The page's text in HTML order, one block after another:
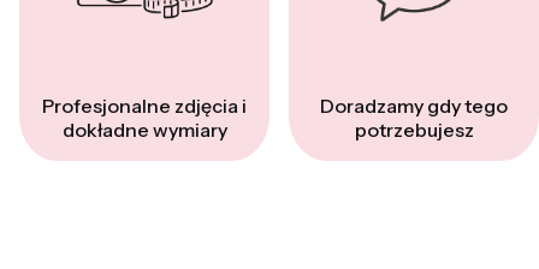
Profesjonalne zdjęcia i
dokładne wymiary
Doradzamy gdy tego
potrzebujesz